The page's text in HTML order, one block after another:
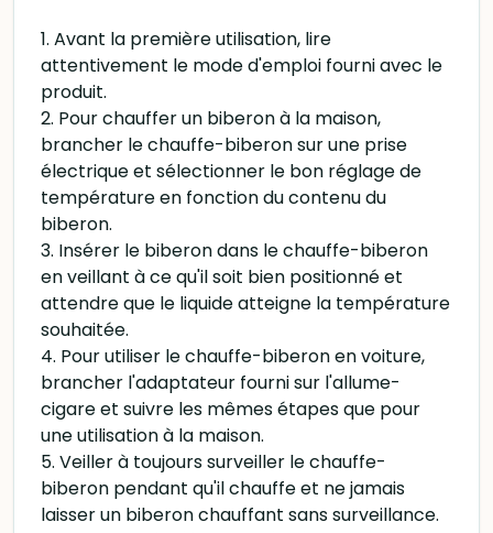
1. Avant la première utilisation, lire
attentivement le mode d'emploi fourni avec le
produit.
2. Pour chauffer un biberon à la maison,
brancher le chauffe-biberon sur une prise
électrique et sélectionner le bon réglage de
température en fonction du contenu du
biberon.
3. Insérer le biberon dans le chauffe-biberon
en veillant à ce qu'il soit bien positionné et
attendre que le liquide atteigne la température
souhaitée.
4. Pour utiliser le chauffe-biberon en voiture,
brancher l'adaptateur fourni sur l'allume-
cigare et suivre les mêmes étapes que pour
une utilisation à la maison.
5. Veiller à toujours surveiller le chauffe-
biberon pendant qu'il chauffe et ne jamais
laisser un biberon chauffant sans surveillance.